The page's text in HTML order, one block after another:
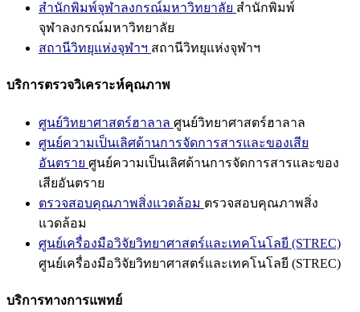
สำนักพิมพ์จุฬาลงกรณ์มหาวิทยาลัย สำนักพิมพ์
จุฬาลงกรณ์มหาวิทยาลัย
สถานีวิทยุแห่งจุฬาฯ สถานีวิทยุแห่งจุฬาฯ
บริการตรวจวิเคราะห์คุณภาพ
ศูนย์วิทยาศาสตร์ฮาลาล ศูนย์วิทยาศาสตร์ฮาลาล
ศูนย์ความเป็นเลิศด้านการจัดการสารและของเสีย
อันตราย ศูนย์ความเป็นเลิศด้านการจัดการสารและของ
เสียอันตราย
ตรวจสอบคุณภาพสิ่งแวดล้อม ตรวจสอบคุณภาพสิ่ง
แวดล้อม
ศูนย์เครื่องมือวิจัยวิทยาศาสตร์และเทคโนโลยี (STREC)
ศูนย์เครื่องมือวิจัยวิทยาศาสตร์และเทคโนโลยี (STREC)
บริการทางการแพทย์